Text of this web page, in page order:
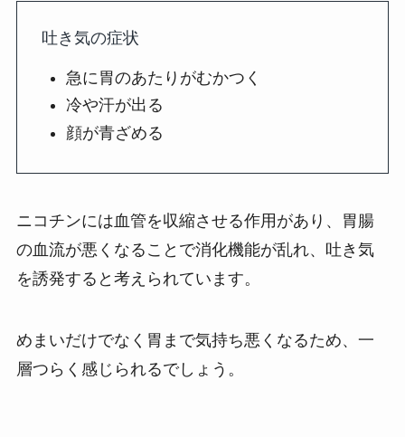
吐き気の症状
急に胃のあたりがむかつく
冷や汗が出る
顔が青ざめる
ニコチンには血管を収縮させる作用があり、胃腸
の血流が悪くなることで消化機能が乱れ、吐き気
を誘発すると考えられています。
めまいだけでなく胃まで気持ち悪くなるため、一
層つらく感じられるでしょう。